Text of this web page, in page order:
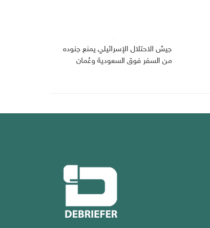
جيش الاحتلال الإسرائيلي يمنع جنوده
من السفر فوق السعودية وعُمان